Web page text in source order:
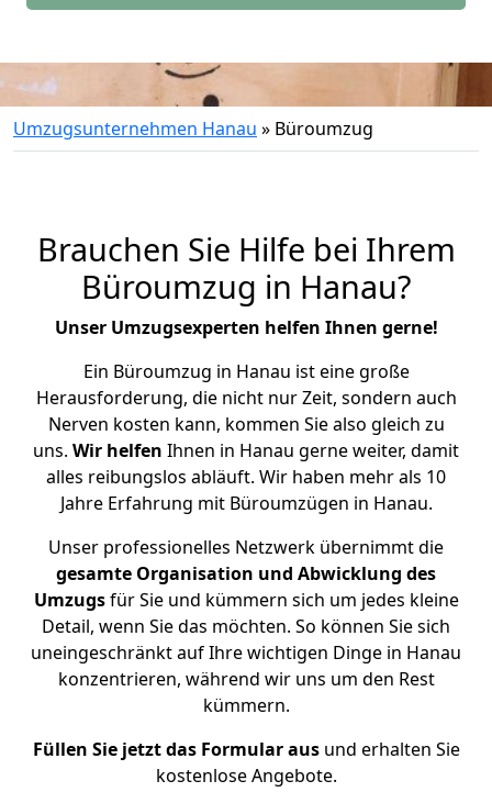
Umzugsunternehmen Hanau » Büroumzug
Brauchen Sie Hilfe bei Ihrem
Büroumzug in Hanau?
Unser Umzugsexperten helfen Ihnen gerne!
Ein Büroumzug in Hanau ist eine große
Herausforderung, die nicht nur Zeit, sondern auch
Nerven kosten kann, kommen Sie also gleich zu
uns. Wir helfen Ihnen in Hanau gerne weiter, damit
alles reibungslos abläuft. Wir haben mehr als 10
Jahre Erfahrung mit Büroumzügen in Hanau.
Unser professionelles Netzwerk übernimmt die
gesamte Organisation und Abwicklung des
Umzugsfür Sie und kümmern sich um jedes kleine
Detail, wenn Sie das möchten. So können Sie sich
uneingeschränkt auf Ihre wichtigen Dinge in Hanau
konzentrieren, während wir uns um den Rest
kümmern.
Füllen Sie jetzt das Formular ausund erhalten Sie
kostenlose Angebote.